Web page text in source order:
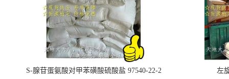
S-腺苷蛋氨酸对甲苯磺酸硫酸盐 97540-22-2 左